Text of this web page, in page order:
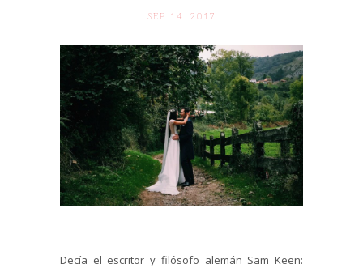
SEP 14. 2017
Decía el escritor y filósofo alemán Sam Keen: